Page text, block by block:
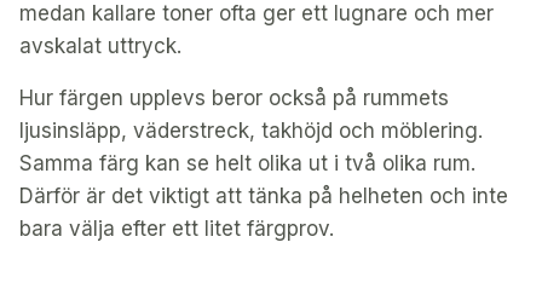
medan kallare toner ofta ger ett lugnare och mer
avskalat uttryck.
Hur färgen upplevs beror också på rummets
ljusinsläpp, väderstreck, takhöjd och möblering.
Samma färg kan se helt olika ut i två olika rum.
Därför är det viktigt att tänka på helheten och inte
bara välja efter ett litet färgprov.